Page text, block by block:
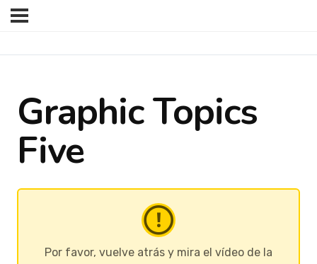
Graphic Topics
Five
Por favor, vuelve atrás y mira el vídeo de la